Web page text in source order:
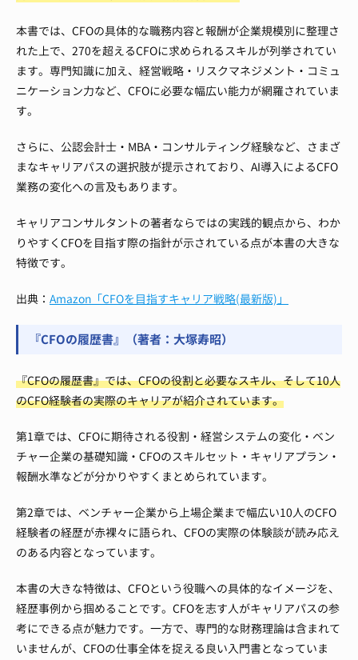
本書では、CFOの具体的な職務内容と報酬が企業規模別に整理さ
れた上で、270を超えるCFOに求められるスキルが列挙されてい
ます。専門知識に加え、経営戦略・リスクマネジメント・コミュ
ニケーション力など、CFOに必要な幅広い能力が網羅されていま
す。
さらに、公認会計士・MBA・コンサルティング経験など、さまざ
まなキャリアパスの選択肢が提示されており、AI導入によるCFO
業務の変化への言及もあります。
キャリアコンサルタントの著者ならではの実践的観点から、わか
りやすくCFOを目指す際の指針が示されている点が本書の大きな
特徴です。
出典： Amazon「CFOを目指すキャリア戦略(最新版)」
『CFOの履歴書』（著者：大塚寿昭）
『CFOの履歴書』では、CFOの役割と必要なスキル、そして10人
のCFO経験者の実際のキャリアが紹介されています。
第1章では、CFOに期待される役割・経営システムの変化・ベン
チャー企業の基礎知識・CFOのスキルセット・キャリアプラン・
報酬水準などが分かりやすくまとめられています。
第2章では、ベンチャー企業から上場企業まで幅広い10人のCFO
経験者の経歴が赤裸々に語られ、CFOの実際の体験談が読み応え
のある内容となっています。
本書の大きな特徴は、CFOという役職への具体的なイメージを、
経歴事例から掴めることです。CFOを志す人がキャリアパスの参
考にできる点が魅力です。一方で、専門的な財務理論は含まれて
いませんが、CFOの仕事全体を捉える良い入門書となっていま